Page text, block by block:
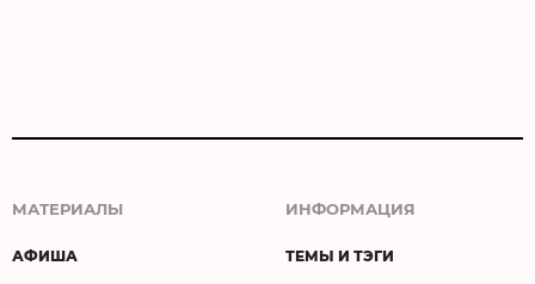
МАТЕРИАЛЫ
АФИША
ИНФОРМАЦИЯ
ТЕМЫ И ТЭГИ